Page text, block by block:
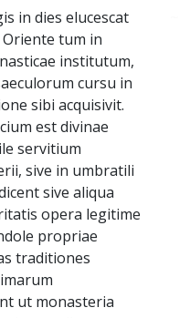
in dies elucescat
tum in
institutum,
cursu in
sibi acquisivit.
est divinae
servitium
sive in umbratili
sive aliqua
opera legitime
propriae
traditiones
ut monasteria